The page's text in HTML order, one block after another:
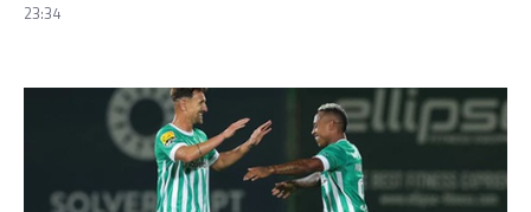
23:34